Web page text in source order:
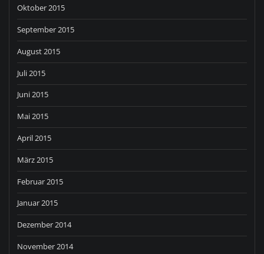
Oktober 2015
September 2015
August 2015
Juli 2015
Juni 2015
Mai 2015
April 2015
März 2015
Februar 2015
Januar 2015
Dezember 2014
November 2014